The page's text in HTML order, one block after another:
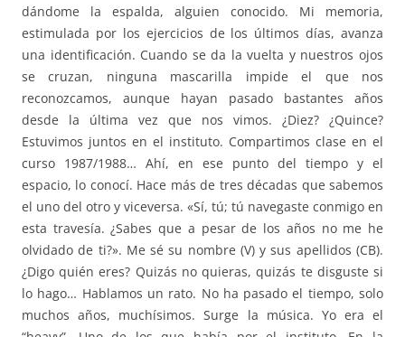
dándome la espalda, alguien conocido. Mi memoria,
estimulada por los ejercicios de los últimos días, avanza
una identificación. Cuando se da la vuelta y nuestros ojos
se cruzan, ninguna mascarilla impide el que nos
reconozcamos, aunque hayan pasado bastantes años
desde la última vez que nos vimos. ¿Diez? ¿Quince?
Estuvimos juntos en el instituto. Compartimos clase en el
curso 1987/1988… Ahí, en ese punto del tiempo y el
espacio, lo conocí. Hace más de tres décadas que sabemos
el uno del otro y viceversa. «Sí, tú; tú navegaste conmigo en
esta travesía. ¿Sabes que a pesar de los años no me he
olvidado de ti?». Me sé su nombre (V) y sus apellidos (CB).
¿Digo quién eres? Quizás no quieras, quizás te disguste si
lo hago… Hablamos un rato. No ha pasado el tiempo, solo
muchos años, muchísimos. Surge la música. Yo era el